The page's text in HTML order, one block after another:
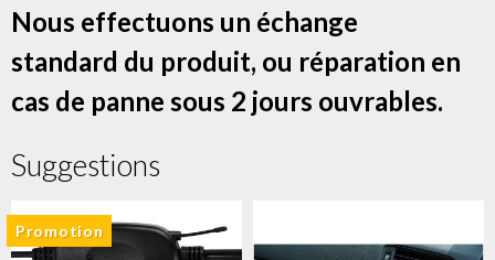
Nous effectuons un échange
standard du produit, ou réparation en
cas de panne sous 2 jours ouvrables.
Suggestions
Promotion